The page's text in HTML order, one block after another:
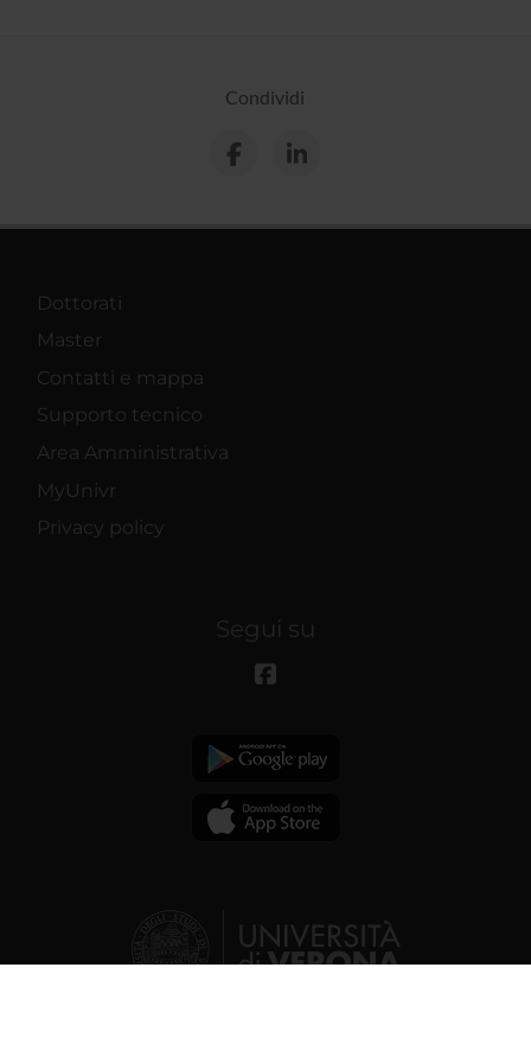
Condividi
Dottorati
Master
Contatti e mappa
Supporto tecnico
Area Amministrativa
MyUnivr
Privacy policy
Segui su